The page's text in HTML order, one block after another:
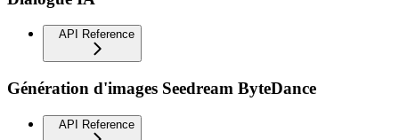
API Reference
Génération d'images Seedream ByteDance
API Reference